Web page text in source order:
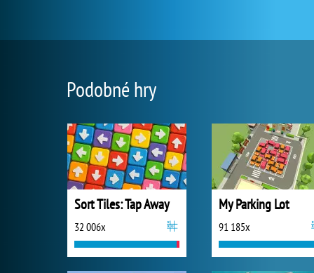
Podobné hry
Sort Tiles: Tap Away
32 006x
My Parking Lot
91 185x